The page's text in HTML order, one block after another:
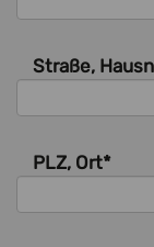
Straße,
PLZ, Ort*